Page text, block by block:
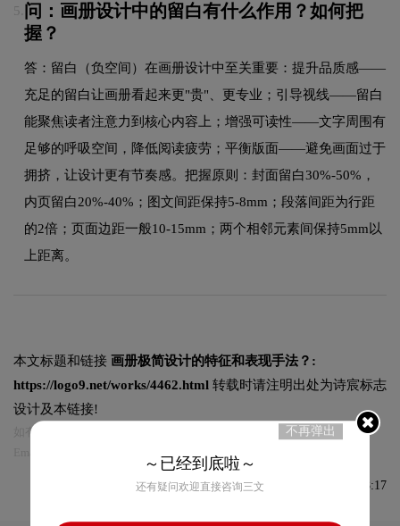
5. 问：画册设计中的留白有什么作用？如何把
握？
答：留白（负空间）在画册设计中至关重要：提升品质感——
充足的留白让画册看起来更"贵"、更专业；引导视线——留白
能聚焦读者注意力到核心内容上；增强可读性——文字周围有
足够的呼吸空间，降低阅读疲劳；平衡版面——避免画面过于
拥挤，让设计更有节奏感。把握原则：封面留白30%-50%，
内页留白20%-40%；图文间距保持5-8mm；段落间距为行距
的2倍；页面边距一般10-15mm；两个相邻元素间保持5mm以
上距离。
本文标题和链接 画册极简设计的特征和表现手法？:
https://logo9.net/works/4462.html 转载时请注明出处为诗宸标志
设计及本链接!
如有内容侵犯您的合法权益，请及时与我们联系
Email:75696531@qq.com，我们将第一时间安排删除。
发布于2021-05-10 11:58:17
不再弹出
～已经到底啦～
还有疑问欢迎直接咨询三文